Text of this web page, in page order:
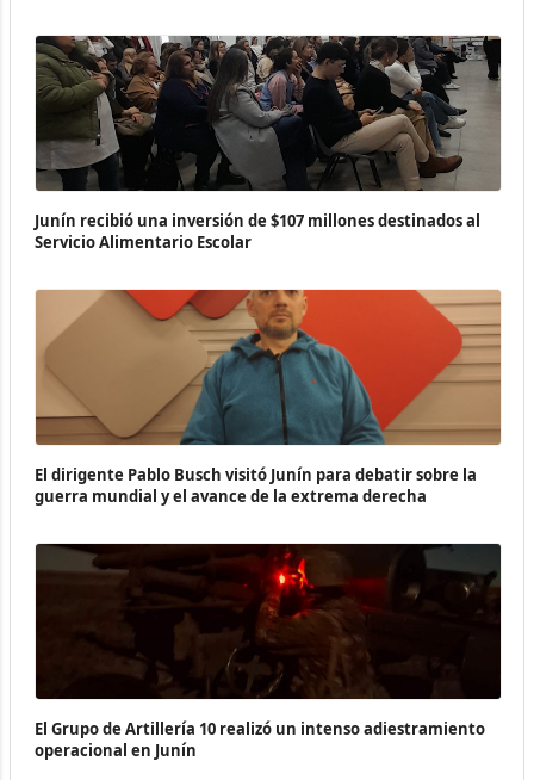
Junín recibió una inversión de $107 millones destinados al
Servicio Alimentario Escolar
El dirigente Pablo Busch visitó Junín para debatir sobre la
guerra mundial y el avance de la extrema derecha
El Grupo de Artillería 10 realizó un intenso adiestramiento
operacional en Junín